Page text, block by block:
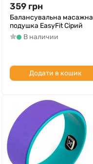
359 грн
Балансувальна масажна
подушка EasyFit Сірий
В наличии
Додати в кошик